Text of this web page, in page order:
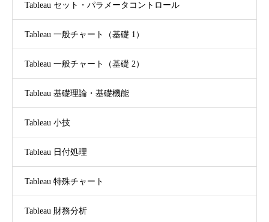
Tableau セット・パラメータコントロール
Tableau 一般チャート（基礎 1）
Tableau 一般チャート（基礎 2）
Tableau 基礎理論・基礎機能
Tableau 小技
Tableau 日付処理
Tableau 特殊チャート
Tableau 財務分析